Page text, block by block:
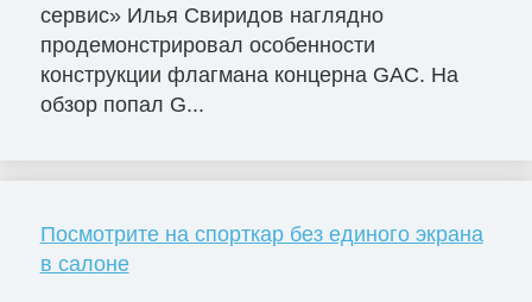
сервис» Илья Свиридов наглядно
продемонстрировал особенности
конструкции флагмана концерна GAC. На
обзор попал G...
Посмотрите на спорткар без единого экрана
в салоне